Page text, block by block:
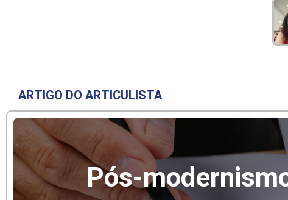
ARTIGO DO ARTICULISTA
Pós-